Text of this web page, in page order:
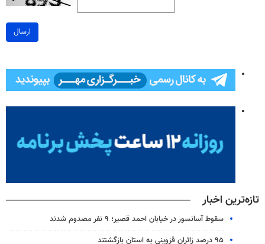
ارسال
تازه‌ترین اخبار
سقوط آسانسور در خیابان احمد قصیر؛ ۹ نفر مصدوم شدند
۹۵ درصد زائران قزوینی به استان بازگشتند